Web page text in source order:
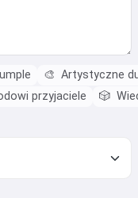
🎨 Artystyczne
przyjaciele 🎲